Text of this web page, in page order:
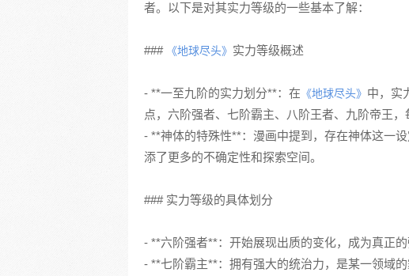
者。以下是对其实力等级的一些基本了解：
### 《地球尽头》 实力等级概述
- **一至九阶的实力划分**：在 《地球尽头》 中，实
点，六阶强者、七阶霸主、八阶王者、九阶帝王，
- **神体的特殊性**：漫画中提到，存在神体这一
添了更多的不确定性和探索空间。
### 实力等级的具体划分
- **六阶强者**：开始展现出质的变化，成为真正的
- **七阶霸主**：拥有强大的统治力，是某一领域的